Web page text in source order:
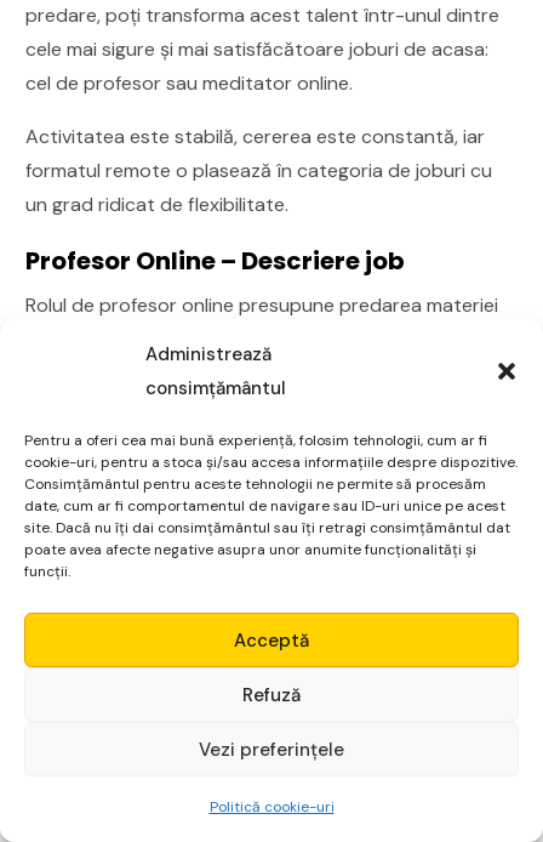
Administrează
consimțământul
Pentru a oferi cea mai bună experiență, folosim tehnologii, cum ar fi
cookie-uri, pentru a stoca și/sau accesa informațiile despre dispozitive.
Consimțământul pentru aceste tehnologii ne permite să procesăm
date, cum ar fi comportamentul de navigare sau ID-uri unice pe acest
site. Dacă nu îți dai consimțământul sau îți retragi consimțământul dat
poate avea afecte negative asupra unor anumite funcționalități și
funcții.
Acceptă
Refuză
Vezi preferințele
Politică cookie-uri
predare, poți transforma acest talent într-unul dintre
cele mai sigure și mai satisfăcătoare joburi de acasa:
cel de profesor sau meditator online.
Activitatea este stabilă, cererea este constantă, iar
formatul remote o plasează în categoria de joburi cu
un grad ridicat de flexibilitate.
Profesor Online – Descriere job
Rolul de profesor online presupune predarea materiei
studenți individuali sau grupuri mici, utilizând platforme
video specializate.
Acestea pot fi:
Platforme generale de predare online: iTalki, Preply,
Verbling, sau chiar platforme de videoconferință mai
cunoscute, folosite pentru ședințe individuale (Zoom,
Platforme de meditații românești: Diverse site-uri
susținerea orelor, evaluarea progresului și adaptarea
Micro Alpha
Începe gratuit